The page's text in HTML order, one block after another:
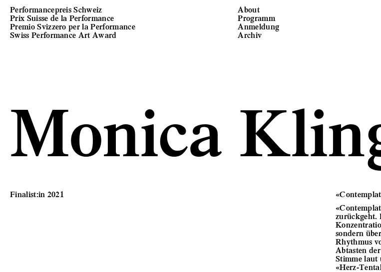
Performancepreis Schweiz
Prix Suisse de la Performance
Premio Svizzero per la Performance
Swiss Performance Art Award
About
Programm
Anmeldung
Archiv
Monica
Finalist:in 2021
zurückgeht.
sondern
Rhythmus
Abtasten
Stimme laut
«Herz-